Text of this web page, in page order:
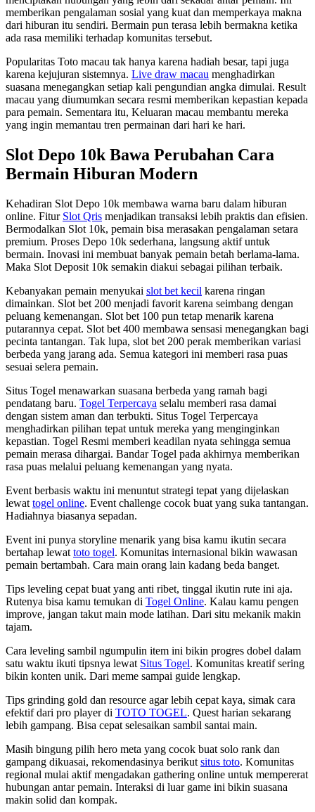
memberikan pengalaman sosial yang kuat dan memperkaya makna
dari hiburan itu sendiri. Bermain pun terasa lebih bermakna ketika
ada rasa memiliki terhadap komunitas tersebut.
Popularitas Toto macau tak hanya karena hadiah besar, tapi juga
karena kejujuran sistemnya. Live draw macau menghadirkan
suasana menegangkan setiap kali pengundian angka dimulai. Result
macau yang diumumkan secara resmi memberikan kepastian kepada
para pemain. Sementara itu, Keluaran macau membantu mereka
yang ingin memantau tren permainan dari hari ke hari.
Slot Depo 10k Bawa Perubahan Cara
Bermain Hiburan Modern
Kehadiran Slot Depo 10k membawa warna baru dalam hiburan
online. Fitur Slot Qris menjadikan transaksi lebih praktis dan efisien.
Bermodalkan Slot 10k, pemain bisa merasakan pengalaman setara
premium. Proses Depo 10k sederhana, langsung aktif untuk
bermain. Inovasi ini membuat banyak pemain betah berlama-lama.
Maka Slot Deposit 10k semakin diakui sebagai pilihan terbaik.
Kebanyakan pemain menyukai slot bet kecil karena ringan
dimainkan. Slot bet 200 menjadi favorit karena seimbang dengan
peluang kemenangan. Slot bet 100 pun tetap menarik karena
putarannya cepat. Slot bet 400 membawa sensasi menegangkan bagi
pecinta tantangan. Tak lupa, slot bet 200 perak memberikan variasi
berbeda yang jarang ada. Semua kategori ini memberi rasa puas
sesuai selera pemain.
Situs Togel menawarkan suasana berbeda yang ramah bagi
pendatang baru. Togel Terpercaya selalu memberi rasa damai
dengan sistem aman dan terbukti. Situs Togel Terpercaya
menghadirkan pilihan tepat untuk mereka yang menginginkan
kepastian. Togel Resmi memberi keadilan nyata sehingga semua
pemain merasa dihargai. Bandar Togel pada akhirnya memberikan
rasa puas melalui peluang kemenangan yang nyata.
Event berbasis waktu ini menuntut strategi tepat yang dijelaskan
lewat togel online. Event challenge cocok buat yang suka tantangan.
Hadiahnya biasanya sepadan.
Event ini punya storyline menarik yang bisa kamu ikutin secara
bertahap lewat toto togel. Komunitas internasional bikin wawasan
pemain bertambah. Cara main orang lain kadang beda banget.
Tips leveling cepat buat yang anti ribet, tinggal ikutin rute ini aja.
Rutenya bisa kamu temukan di Togel Online. Kalau kamu pengen
improve, jangan takut main mode latihan. Dari situ mekanik makin
tajam.
Cara leveling sambil ngumpulin item ini bikin progres dobel dalam
satu waktu ikuti tipsnya lewat Situs Togel. Komunitas kreatif sering
bikin konten unik. Dari meme sampai guide lengkap.
Tips grinding gold dan resource agar lebih cepat kaya, simak cara
efektif dari pro player di TOTO TOGEL. Quest harian sekarang
lebih gampang. Bisa cepat selesaikan sambil santai main.
Masih bingung pilih hero meta yang cocok buat solo rank dan
gampang dikuasai, rekomendasinya berikut situs toto. Komunitas
regional mulai aktif mengadakan gathering online untuk mempererat
hubungan antar pemain. Interaksi di luar game ini bikin suasana
makin solid dan kompak.